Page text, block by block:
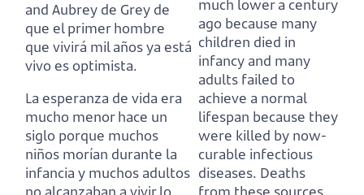
and Aubrey de Grey de
que el primer hombre
que vivirá mil años ya está
vivo es optimista.
La esperanza de vida era
mucho menor hace un
siglo porque muchos
niños morían durante la
infancia y muchos adultos
no alcanzaban a vivir lo
much lower a century
ago because many
children died in
infancy and many
adults failed to
achieve a normal
lifespan because they
were killed by now-
curable infectious
diseases. Deaths
from these sources